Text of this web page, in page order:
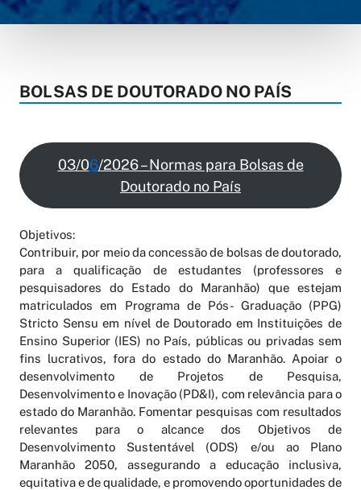
BOLSAS DE DOUTORADO NO PAÍS
03/06/2026 – Normas para Bolsas de
Doutorado no País
Objetivos:
Contribuir, por meio da concessão de bolsas de doutorado,
para a qualificação de estudantes (professores e
pesquisadores do Estado do Maranhão) que estejam
matriculados em Programa de Pós- Graduação (PPG)
Stricto Sensu em nível de Doutorado em Instituições de
Ensino Superior (IES) no País, públicas ou privadas sem
fins lucrativos, fora do estado do Maranhão. Apoiar o
desenvolvimento de Projetos de Pesquisa,
Desenvolvimento e Inovação (PD&I), com relevância para o
estado do Maranhão. Fomentar pesquisas com resultados
relevantes para o alcance dos Objetivos de
Desenvolvimento Sustentável (ODS) e/ou ao Plano
Maranhão 2050, assegurando a educação inclusiva,
equitativa e de qualidade, e promovendo oportunidades de